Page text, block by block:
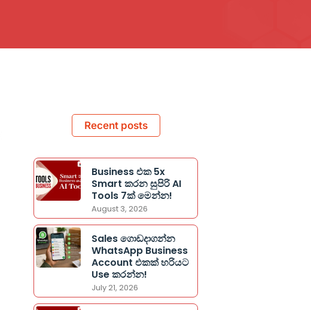
Recent posts
Business එක 5x
Smart කරන සුපිරි AI
Tools 7ක් මෙන්න!
August 3, 2026
Sales ගොඩදාගන්න
WhatsApp Business
Account එකක් හරියට
Use කරන්න!
July 21, 2026